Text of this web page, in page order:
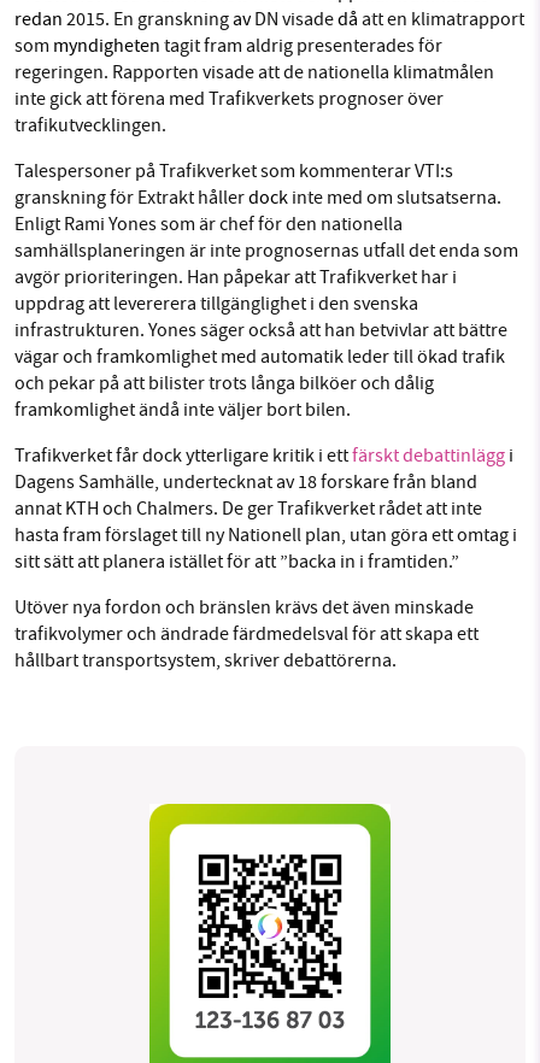
redan 2015. En granskningavDN visadedå att en klimatrapport
som myndigheten tagit fram aldrig presenterades för
regeringen. Rapporten visade att de nationella klimatmålen
inte gick att förena med Trafikverkets prognoser över
trafikutvecklingen.
Talespersoner på Trafikverket som kommenterar VTI:s
granskning för Extrakt hållerdock inte med om slutsatserna.
Enligt Rami Yones som är chef för den nationella
samhällsplaneringen är inte prognosernas utfall det enda som
avgör prioriteringen. Han påpekar att Trafikverket har i
uppdrag att levererera tillgänglighet i den svenska
infrastrukturen. Yones säger också att han betvivlar att bättre
vägar och framkomlighet med automatik leder till ökad trafik
och pekar på att bilister trots långa bilköer och dålig
framkomlighet ändå inte väljer bort bilen.
Trafikverket får dock ytterligare kritik i ettfärskt debattinlägg i
Dagens Samhälle, undertecknat av 18 forskare från bland
annat KTH och Chalmers. De ger Trafikverket rådet att inte
hasta fram förslaget till ny Nationell plan, utan göra ett omtag i
sitt sätt att planera istället för att ”backa in i framtiden.”
Utöver nya fordon och bränslen krävs det även minskade
trafikvolymer och ändrade färdmedelsval för att skapa ett
hållbart transportsystem, skriver debattörerna.